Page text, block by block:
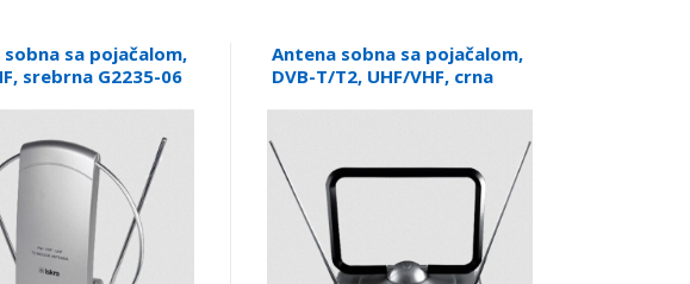
sa pojačalom,
srebrna G2235-06
Antena sobna sa pojačalom,
DVB-T/T2, UHF/VHF, crna